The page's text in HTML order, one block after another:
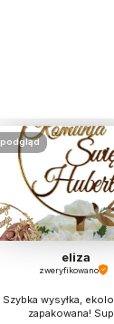
podgląd
eliza
zweryfikowano
Szybka wysyłka,
zapakowana!